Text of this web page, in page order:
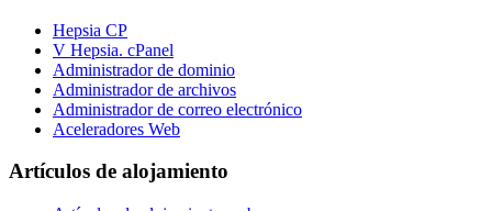
Hepsia CP
V Hepsia. cPanel
Administrador de dominio
Administrador de archivos
Administrador de correo electrónico
Aceleradores Web
Artículos de alojamiento